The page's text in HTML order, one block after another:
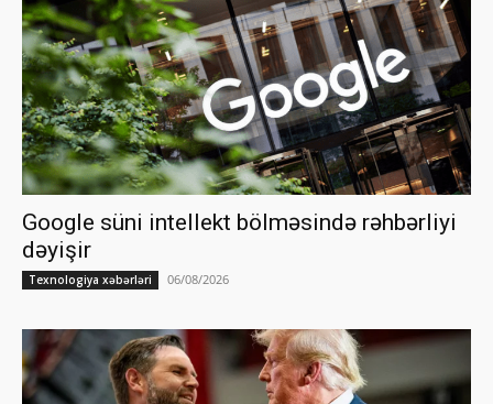
Google süni intellekt bölməsində rəhbərliyi
dəyişir
Texnologiya xəbərləri 06/08/2026